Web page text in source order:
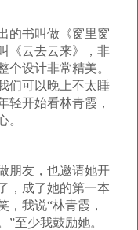
的书叫做《窗里窗
《云去云来》，非
个设计非常精美。
们可以晚上不太睡
轻开始看林青霞，
。
朋友，也邀请她开
，成了她的第一本
，我说“林青霞，
至少我鼓励她。